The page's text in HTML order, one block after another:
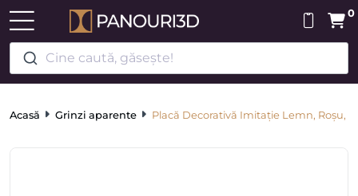
Cine caută, găsește!
0
Acasă Grinzi aparente Placă Decorativă Imitație Lemn, Roșu,